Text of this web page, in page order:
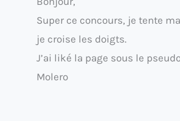
Super ce concours, je tente
je croise les doigts.
J’ai liké la page sous le
Molero